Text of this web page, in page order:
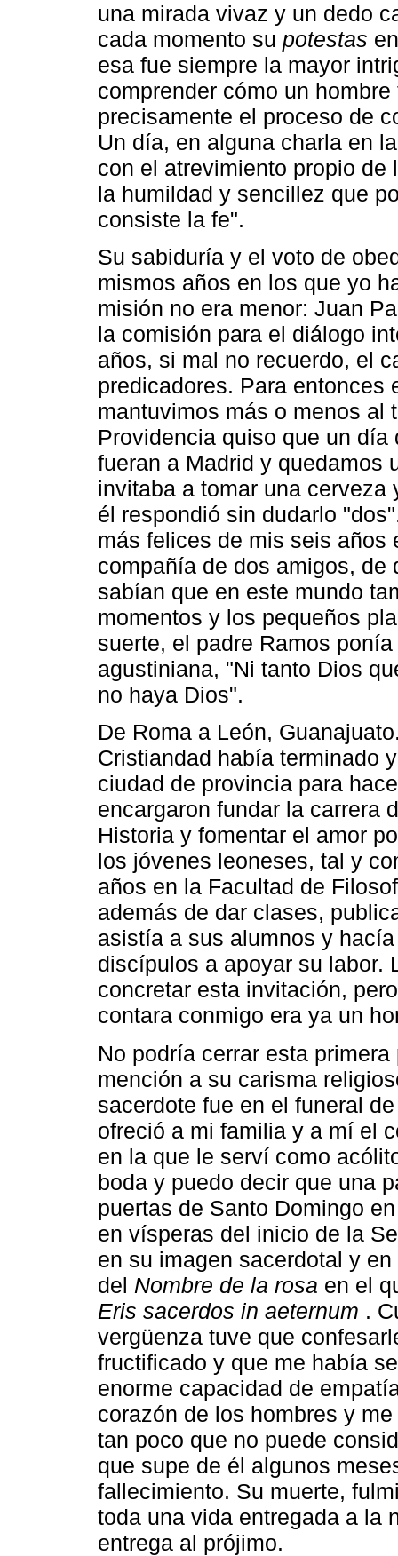
una mirada vivaz y un dedo
cada momento su potestas
esa fue siempre la mayor
comprender cómo un
precisamente el proceso de
Un día, en alguna charla en
con el atrevimiento propio
la humildad y sencillez que
consiste la fe".
Su sabiduría y el voto de
mismos años en los que yo
misión no era menor: Juan
la comisión para el diálogo
años, si mal no recuerdo, el
predicadores. Para entonces
mantuvimos más o menos al
Providencia quiso que un
fueran a Madrid y quedamos
invitaba a tomar una
él respondió sin dudarlo
más felices de mis seis años
compañía de dos amigos, de
sabían que en este mundo
momentos y los pequeños
suerte, el padre Ramos
agustiniana, "Ni tanto Dios
no haya Dios".
De Roma a León,
Cristiandad había terminado
ciudad de provincia para
encargaron fundar la carrera
Historia y fomentar el amor
los jóvenes leoneses, tal y
años en la Facultad de
además de dar clases,
asistía a sus alumnos y
discípulos a apoyar su labor.
concretar esta invitación,
contara conmigo era ya un
No podría cerrar esta
mención a su carisma
sacerdote fue en el funeral
ofreció a mi familia y a mí el
en la que le serví como
boda y puedo decir que una
puertas de Santo Domingo
en vísperas del inicio de la
en su imagen sacerdotal y
del Nombre de la rosa en el
Eris sacerdos in aeternum .
vergüenza tuve que
fructificado y que me había
enorme capacidad de
corazón de los hombres y
tan poco que no puede
que supe de él algunos
fallecimiento. Su muerte,
toda una vida entregada a la
entrega al prójimo.